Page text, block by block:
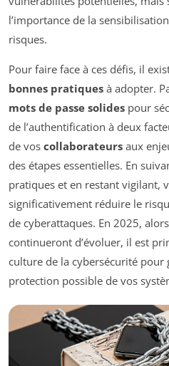
l’importance de la
risques.
Pour faire face à ces défis, il
bonnes pratiques à adopter.
mots de passe solides pour
de l’authentification à deux
de vos collaborateurs aux
des étapes essentielles. En
pratiques et en restant vigilant,
significativement réduire le
de cyberattaques. En 2025,
continueront d’évoluer, il est
culture de la cybersécurité
protection possible de vos